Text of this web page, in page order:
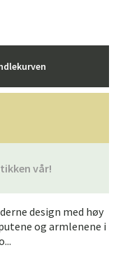
vår!
design med høy
og armlenene i